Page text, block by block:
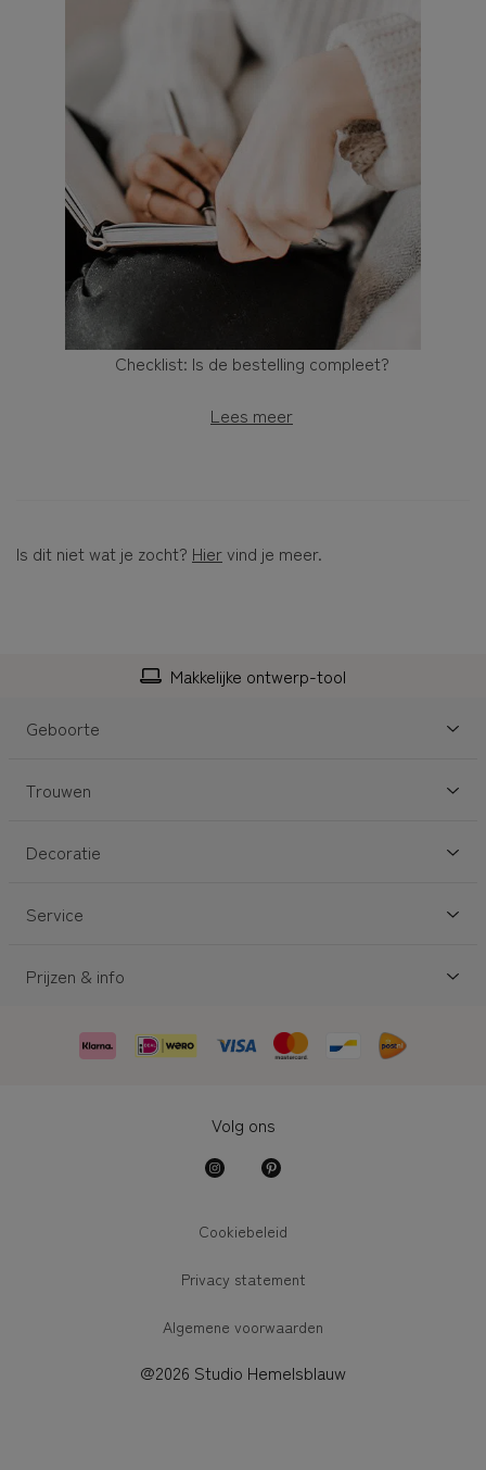
Checklist: Is de bestelling compleet?
Lees meer
Is dit niet wat je zocht? Hiervind je meer.
Makkelijke ontwerp-tool
Geboorte
Trouwen
Decoratie
Service
Prijzen & info
Volg ons
Cookiebeleid
Privacy statement
Algemene voorwaarden
@2026 Studio Hemelsblauw